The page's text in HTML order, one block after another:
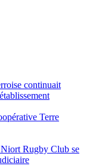
continuait
Terre
Rugby Club se